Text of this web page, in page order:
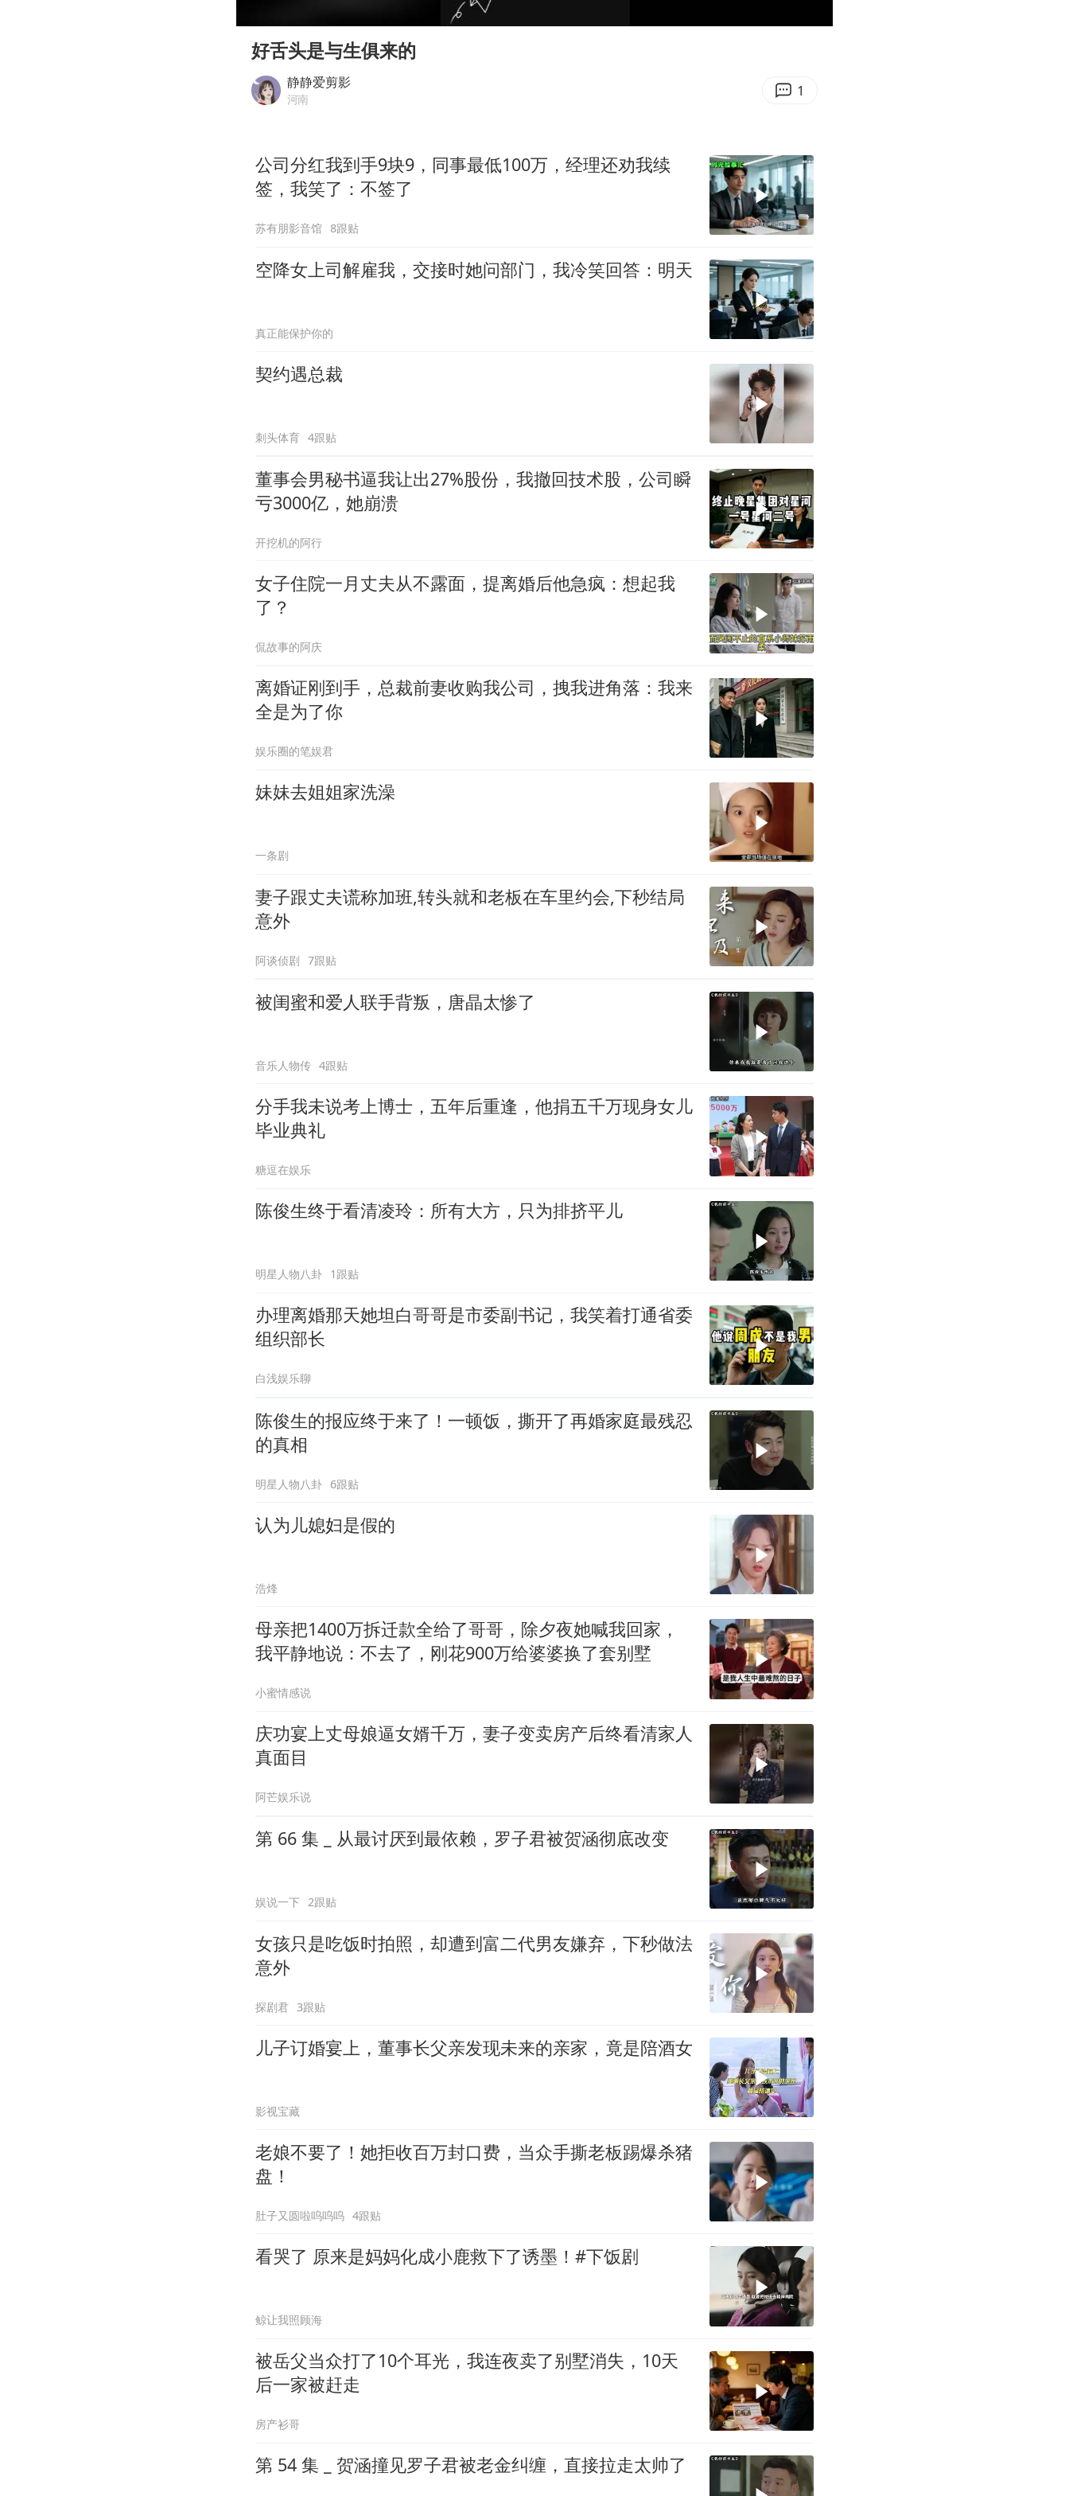
38岁演员求职万岁山NPC成功
老中医：立秋后养心是关键
东航：国内客票提前14天免费退改
欧阳娜娜窦靖童好搭
好舌头是与生俱来的
静静爱剪影
河南 1
公司分红我到手9块9，同事最低100万，经理还劝我续
签，我笑了：不签了
苏有朋影音馆 8跟贴
空降女上司解雇我，交接时她问部门，我冷笑回答：明天
真正能保护你的
契约遇总裁
刺头体育 4跟贴
董事会男秘书逼我让出27%股份，我撤回技术股，公司瞬
亏3000亿，她崩溃
开挖机的阿行
女子住院一月丈夫从不露面，提离婚后他急疯：想起我
了？
侃故事的阿庆
离婚证刚到手，总裁前妻收购我公司，拽我进角落：我来
全是为了你
娱乐圈的笔娱君
妹妹去姐姐家洗澡
一条剧
妻子跟丈夫谎称加班,转头就和老板在车里约会,下秒结局
意外
阿谈侦剧 7跟贴
被闺蜜和爱人联手背叛，唐晶太惨了
音乐人物传 4跟贴
分手我未说考上博士，五年后重逢，他捐五千万现身女儿
毕业典礼
糖逗在娱乐
陈俊生终于看清凌玲：所有大方，只为排挤平儿
明星人物八卦 1跟贴
办理离婚那天她坦白哥哥是市委副书记，我笑着打通省委
组织部长
白浅娱乐聊
陈俊生的报应终于来了！一顿饭，撕开了再婚家庭最残忍
的真相
明星人物八卦 6跟贴
认为儿媳妇是假的
浩烽
母亲把1400万拆迁款全给了哥哥，除夕夜她喊我回家，
我平静地说：不去了，刚花900万给婆婆换了套别墅
小蜜情感说
庆功宴上丈母娘逼女婿千万，妻子变卖房产后终看清家人
真面目
阿芒娱乐说
第 66 集 _ 从最讨厌到最依赖，罗子君被贺涵彻底改变
娱说一下 2跟贴
女孩只是吃饭时拍照，却遭到富二代男友嫌弃，下秒做法
意外
探剧君 3跟贴
儿子订婚宴上，董事长父亲发现未来的亲家，竟是陪酒女
影视宝藏
老娘不要了！她拒收百万封口费，当众手撕老板踢爆杀猪
盘！
肚子又圆啦呜呜呜 4跟贴
看哭了 原来是妈妈化成小鹿救下了诱墨！#下饭剧
鲸让我照顾海
被岳父当众打了10个耳光，我连夜卖了别墅消失，10天
后一家被赶走
房产衫哥
第 54 集 _ 贺涵撞见罗子君被老金纠缠，直接拉走太帅了